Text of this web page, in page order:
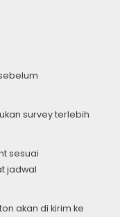
survey terlebih
sesuai
jadwal
akan di kirim ke